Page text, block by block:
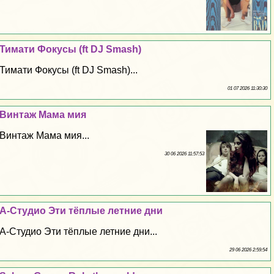
Тимати Фокусы (ft DJ Smash)
Тимати Фокусы (ft DJ Smash)...
01 07 2026 11:30:30
Винтаж Мама мия
Винтаж Мама мия...
30 06 2026 11:57:53
А-Студио Эти тёплые летние дни
А-Студио Эти тёплые летние дни...
29 06 2026 2:59:54